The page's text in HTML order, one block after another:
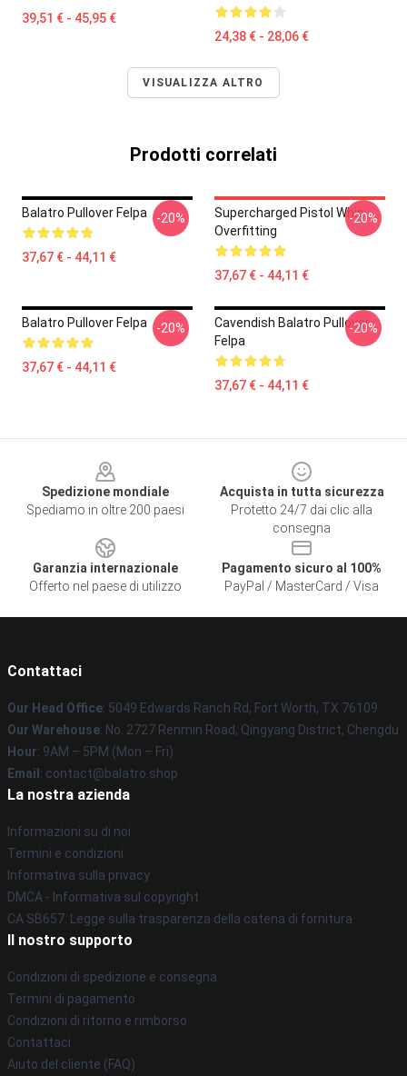
39,51 € - 45,95 €
24,38 € - 28,06 €
VISUALIZZA ALTRO
Prodotti correlati
Balatro Pullover Felpa
37,67 € - 44,11 €
-20%
Supercharged Pistol Whip
Overfitting
37,67 € - 44,11 €
-20%
Balatro Pullover Felpa
37,67 € - 44,11 €
-20%
Cavendish Balatro Pullover
Felpa
37,67 € - 44,11 €
-20%
Spedizione mondiale
Spediamo in oltre 200 paesi
Acquista in tutta sicurezza
Protetto 24/7 dai clic alla
consegna
Garanzia internazionale
Offerto nel paese di utilizzo
Pagamento sicuro al 100%
PayPal / MasterCard / Visa
Contattaci
Our Head Office: 5049 Edwards Ranch Rd, Fort Worth, TX 76109
Our Warehouse: No. 2727 Renmin Road, Qingyang District, Chengdu
Hour: 9AM – 5PM (Mon – Fri)
Email : contact@balatro.shop
La nostra azienda
Informazioni su di noi
Termini e condizioni
Informativa sulla privacy
DMCA - Informativa sul copyright
CA SB657: Legge sulla trasparenza della catena di fornitura
Il nostro supporto
Condizioni di spedizione e consegna
Termini di pagamento
Condizioni di ritorno e rimborso
Contattaci
Aiuto del cliente (FAQ)